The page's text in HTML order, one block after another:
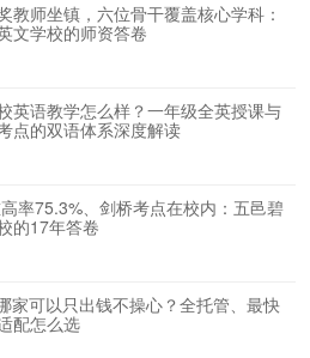
教师坐镇，六位骨干覆盖核心学科：
文学校的师资答卷
英语教学怎么样？一年级全英授课与
点的双语体系深度解读
率75.3%、剑桥考点在校内：五邑碧
的17年答卷
家可以只出钱不操心？全托管、最快
配怎么选